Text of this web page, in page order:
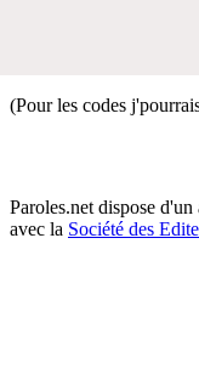
(Pour les codes
Paroles.net dispose
avec la Société des